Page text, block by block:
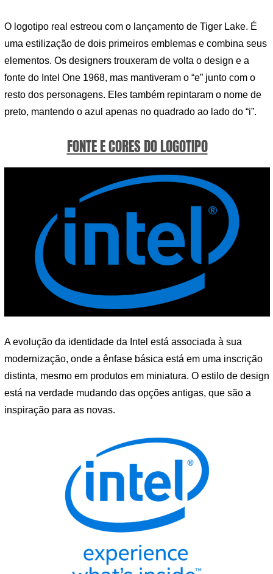
O logotipo real estreou com o lançamento de Tiger Lake. É
uma estilização de dois primeiros emblemas e combina seus
elementos. Os designers trouxeram de volta o design e a
fonte do Intel One 1968, mas mantiveram o “e” junto com o
resto dos personagens. Eles também repintaram o nome de
preto, mantendo o azul apenas no quadrado ao lado do “i”.
FONTE E CORES DO LOGOTIPO
A evolução da identidade da Intel está associada à sua
modernização, onde a ênfase básica está em uma inscrição
distinta, mesmo em produtos em miniatura. O estilo de design
está na verdade mudando das opções antigas, que são a
inspiração para as novas.